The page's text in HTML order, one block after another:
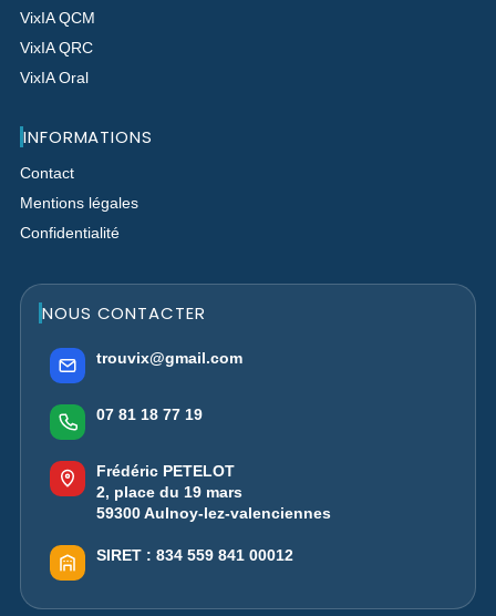
VixIA QCM
VixIA QRC
VixIA Oral
INFORMATIONS
Contact
Mentions légales
Confidentialité
NOUS CONTACTER
trouvix@gmail.com
07 81 18 77 19
Frédéric PETELOT
2, place du 19 mars
59300 Aulnoy-lez-valenciennes
SIRET : 834 559 841 00012